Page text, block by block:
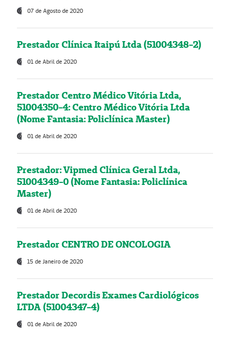
07 de Agosto de 2020
Prestador Clínica Itaipú Ltda (51004348-2)
01 de Abril de 2020
Prestador Centro Médico Vitória Ltda,
51004350-4: Centro Médico Vitória Ltda
(Nome Fantasia: Policlínica Master)
01 de Abril de 2020
Prestador: Vipmed Clínica Geral Ltda,
51004349-0 (Nome Fantasia: Policlínica
Master)
01 de Abril de 2020
Prestador CENTRO DE ONCOLOGIA
15 de Janeiro de 2020
Prestador Decordis Exames Cardiológicos
LTDA (51004347-4)
01 de Abril de 2020